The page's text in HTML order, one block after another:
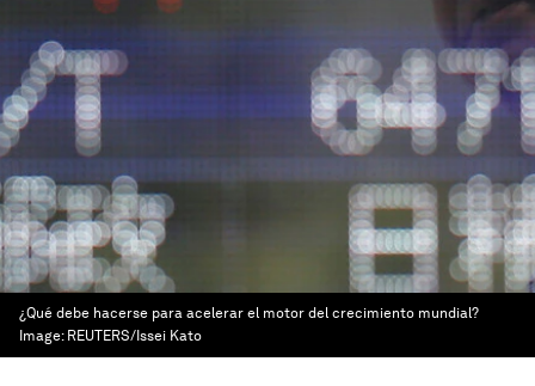
¿Qué debe hacerse para acelerar el motor del crecimiento mundial?
Image: REUTERS/Issei Kato